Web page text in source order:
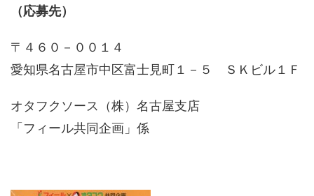
（応募先）
〒４６０－００１４
愛知県名古屋市中区富士見町１－５ ＳＫビル１Ｆ
オタフクソース（株）名古屋支店
「フィール共同企画」係